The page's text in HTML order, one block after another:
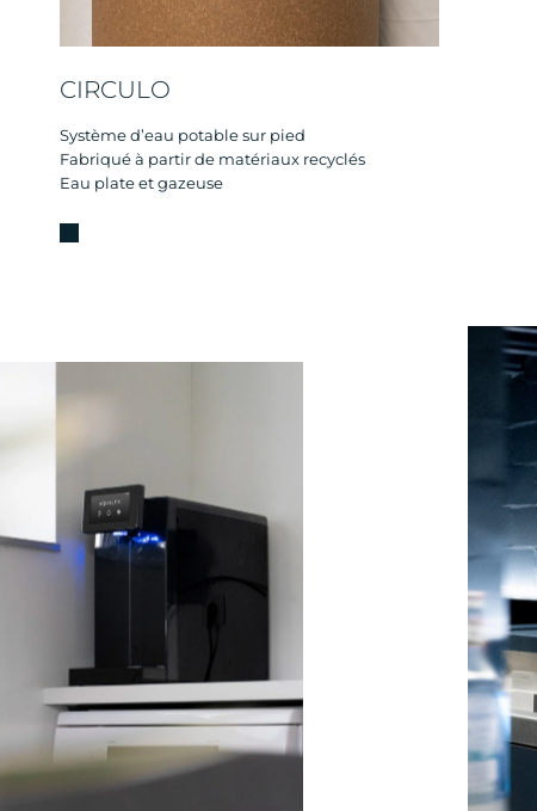
CIRCULO
Système d’eau potable sur pied
Fabriqué à partir de matériaux recyclés
Eau plate et gazeuse